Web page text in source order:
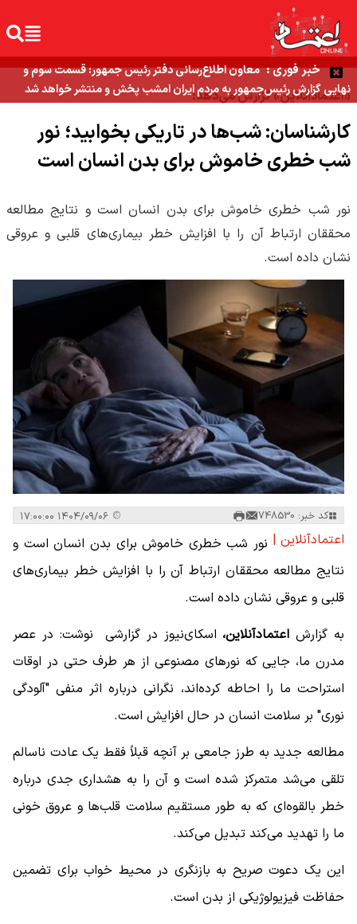
خبر فوری : معاون اطلاع‌رسانی دفتر رئیس جمهور: قسمت سوم و
نهایی گزارش رئیس‌جمهور به مردم ایران امشب پخش و منتشر خواهد شد
«اعتمادآنلاین» گزارش می‌دهد:
کارشناسان: شب‌ها در تاریکی بخوابید؛ نور
شب خطری خاموش برای بدن انسان است
نور شب خطری خاموش برای بدن انسان است و نتایج مطالعه
محققان ارتباط آن را با افزایش خطر بیماری‌های قلبی و عروقی
نشان داده است.
کد خبر: 748530
اعتمادآنلاین | نور شب خطری خاموش برای بدن انسان است و
نتایج مطالعه محققان ارتباط آن را با افزایش خطر بیماری‌های
قلبی و عروقی نشان داده است.
به گزارش اعتمادآنلاین، اسکای‌نیوز در گزارشی نوشت: در عصر
مدرن ما، جایی که نورهای مصنوعی از هر طرف حتی در اوقات
استراحت ما را احاطه کرده‌اند، نگرانی درباره اثر منفی "آلودگی
نوری" بر سلامت انسان در حال افزایش است.
مطالعه جدید به طرز جامعی بر آنچه قبلاً فقط یک عادت ناسالم
تلقی می‌شد متمرکز شده است و آن را به هشداری جدی درباره
خطر بالقوه‌ای که به طور مستقیم سلامت قلب‌ها و عروق خونی
ما را تهدید می‌کند تبدیل می‌کند.
این یک دعوت صریح به بازنگری در محیط خواب برای تضمین
حفاظت فیزیولوژیکی از بدن است.